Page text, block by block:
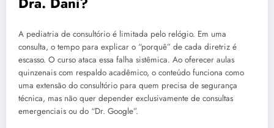
A pediatria de consultório é limitada pelo relógio. Em uma
consulta, o tempo para explicar o “porquê” de cada diretriz é
escasso. O curso ataca essa falha sistêmica. Ao oferecer aulas
quinzenais com respaldo acadêmico, o conteúdo funciona como
uma extensão do consultório para quem precisa de segurança
técnica, mas não quer depender exclusivamente de consultas
emergenciais ou do “Dr. Google”.